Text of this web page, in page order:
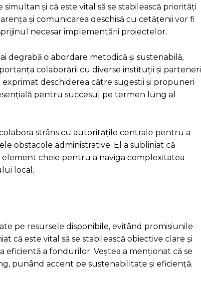
și că este vital să se stabilească priorități
și comunicarea deschisă cu cetățenii vor fi
necesar implementării proiectelor.
degrabă o abordare metodică și sustenabilă,
colaborării cu diverse instituții și parteneri
deschiderea către sugestii și propuneri
pentru succesul pe termen lung al
strâns cu autoritățile centrale pentru a
obstacole administrative. El a subliniat că
cheie pentru a naviga complexitatea
local.
pe resursele disponibile, evitând promisiunile
că este vital să se stabilească obiective clare și
eficientă a fondurilor. Veștea a menționat că se
punând accent pe sustenabilitate și eficiență.